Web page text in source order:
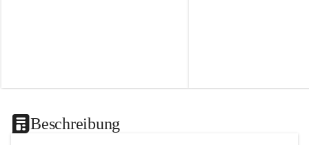
Beschreibung